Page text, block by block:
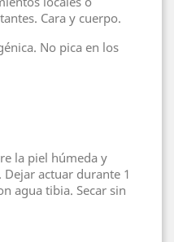
Cara y cuerpo.
No pica en los
la piel húmeda y
actuar durante 1
agua tibia. Secar sin